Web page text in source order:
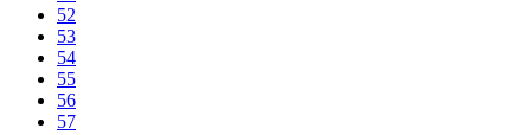
52
53
54
55
56
57